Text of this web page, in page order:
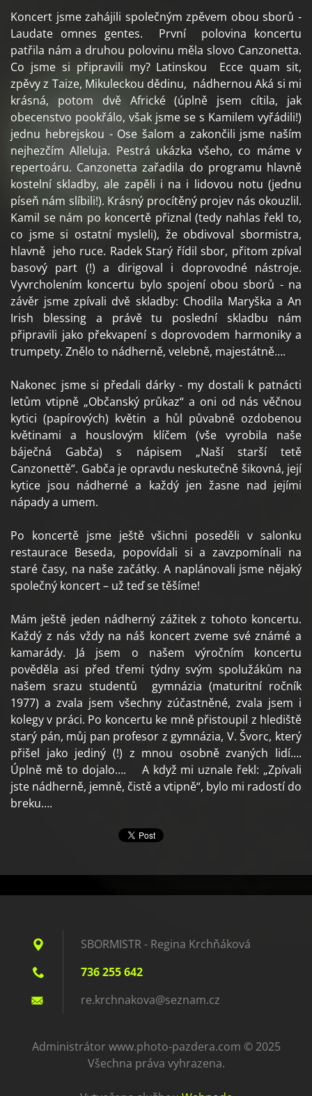
Koncert jsme zahájili společným zpěvem obou sborů -
Laudate omnes gentes. První polovina koncertu
patřila nám a druhou polovinu měla slovo Canzonetta.
Co jsme si připravili my? Latinskou Ecce quam sit,
zpěvy z Taize, Mikuleckou dědinu, nádhernou Aká si mi
krásná, potom dvě Africké (úplně jsem cítila, jak
obecenstvo pookřálo, však jsme se s Kamilem vyřádili!)
jednu hebrejskou - Ose šalom a zakončili jsme naším
nejhezčím Alleluja. Pestrá ukázka všeho, co máme v
repertoáru. Canzonetta zařadila do programu hlavně
kostelní skladby, ale zapěli i na i lidovou notu (jednu
píseň nám slíbili!). Krásný procítěný projev nás okouzlil.
Kamil se nám po koncertě přiznal (tedy nahlas řekl to,
co jsme si ostatní mysleli), že obdivoval sbormistra,
hlavně jeho ruce. Radek Starý řídil sbor, přitom zpíval
basový part (!) a dirigoval i doprovodné nástroje.
Vyvrcholením koncertu bylo spojení obou sborů - na
závěr jsme zpívali dvě skladby: Chodila Maryška a An
Irish blessing a právě tu poslední skladbu nám
připravili jako překvapení s doprovodem harmoniky a
trumpety. Znělo to nádherně, velebně, majestátně….
Nakonec jsme si předali dárky - my dostali k patnácti
letům vtipně „Občanský průkaz“ a oni od nás věčnou
kytici (papírových) květin a hůl půvabně ozdobenou
květinami a houslovým klíčem (vše vyrobila naše
báječná Gabča) s nápisem „Naší starší tetě
Canzonettě“. Gabča je opravdu neskutečně šikovná, její
kytice jsou nádherné a každý jen žasne nad jejími
nápady a umem.
Po koncertě jsme ještě všichni poseděli v salonku
restaurace Beseda, popovídali si a zavzpomínali na
staré časy, na naše začátky. A naplánovali jsme nějaký
společný koncert – už teď se těšíme!
Mám ještě jeden nádherný zážitek z tohoto koncertu.
Každý z nás vždy na náš koncert zveme své známé a
kamarády. Já jsem o našem výročním koncertu
pověděla asi před třemi týdny svým spolužákům na
našem srazu studentů gymnázia (maturitní ročník
1977) a zvala jsem všechny zúčastněné, zvala jsem i
kolegy v práci. Po koncertu ke mně přistoupil z hlediště
starý pán, můj pan profesor z gymnázia, V. Švorc, který
přišel jako jediný (!) z mnou osobně zvaných lidí….
Úplně mě to dojalo…. A když mi uznale řekl: „Zpívali
jste nádherně, jemně, čistě a vtipně“, bylo mi radostí do
breku….
SBORMISTR - Regina Krchňáková
736 255 642
re.krchnakova@seznam.cz
Administrátor www.photo-pazdera.com © 2025
Všechna práva vyhrazena.